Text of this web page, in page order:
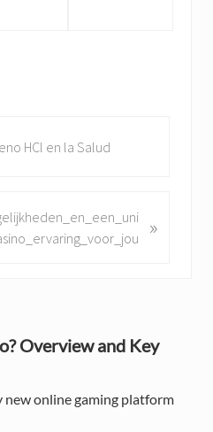
HCl en la Salud
»
Overview and Key
new online gaming platform